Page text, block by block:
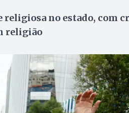
religiosa no estado, com
religião